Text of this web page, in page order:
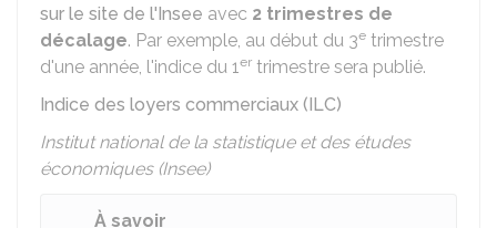
sur le site de l'Insee avec 2 trimestres de
décalage. Par exemple, au début du 3e trimestre
d'une année, l'indice du 1er trimestre sera publié.
Indice des loyers commerciaux (ILC)
Institut national de la statistique et des études
économiques (Insee)
À savoir